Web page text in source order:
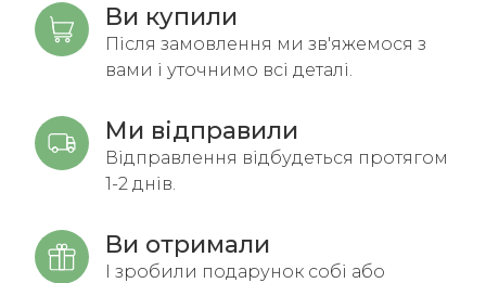
Ви купили
Після замовлення ми зв'яжемося з
вами і уточнимо всі деталі.
Ми відправили
Відправлення відбудеться протягом
1-2 днів.
Ви отримали
І зробили подарунок собі або